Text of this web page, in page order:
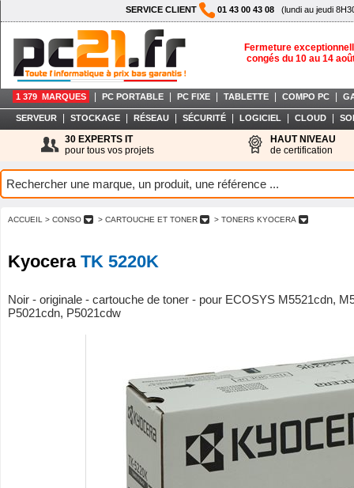
SERVICE CLIENT 01 43 00 43 08 (lundi au jeudi
Fermeture
congés du 10 au 14
1 379 MARQUES PC PORTABLE PC FIXE TABLETTE COMPO PC
SERVEUR STOCKAGE RÉSEAU SÉCURITÉ LOGICIEL CLOUD
30 EXPERTS IT
pour tous vos projets
HAUT NIVEAU
de certification
ACCUEIL > CONSO > CARTOUCHE ET TONER > TONERS KYOCERA
Kyocera TK 5220K
Noir - originale - cartouche de toner - pour ECOSYS M5521cdn,
P5021cdn, P5021cdw